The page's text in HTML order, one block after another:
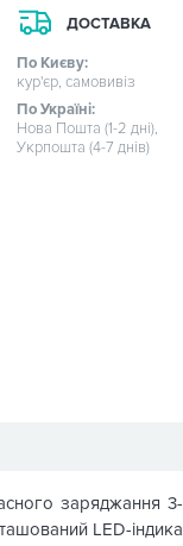
ДОСТАВКА
По Києву:
кур'єр, самовивіз
По Україні:
Нова Пошта (1-2 дні),
Укрпошта (4-7 днів)
заряджання
LED-